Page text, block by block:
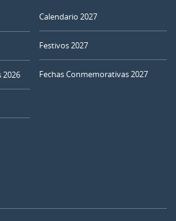
2026
Calendario 2027
Festivos 2027
Fechas Conmemorativas 2027